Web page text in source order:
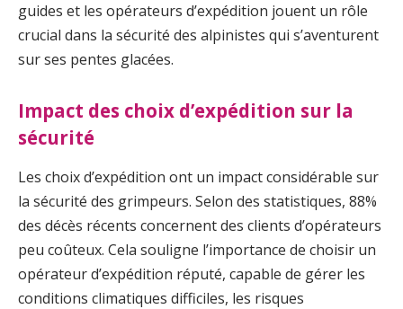
guides et les opérateurs d’expédition jouent un rôle
crucial dans la sécurité des alpinistes qui s’aventurent
sur ses pentes glacées.
Impact des choix d’expédition sur la
sécurité
Les choix d’expédition ont un impact considérable sur
la sécurité des grimpeurs. Selon des statistiques, 88%
des décès récents concernent des clients d’opérateurs
peu coûteux. Cela souligne l’importance de choisir un
opérateur d’expédition réputé, capable de gérer les
conditions climatiques difficiles, les risques